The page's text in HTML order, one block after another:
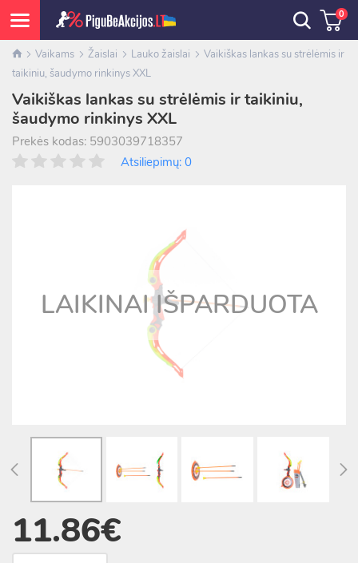
0
Vaikams Žaislai Lauko žaislai
Vaikiškas lankas su strėlėmis ir
taikiniu, šaudymo rinkinys XXL
Vaikiškas lankas su strėlėmis ir taikiniu,
šaudymo rinkinys XXL
Prekės kodas: 5903039718357
Atsiliepimų: 0
LAIKINAI IŠPARDUOTA
11.86€